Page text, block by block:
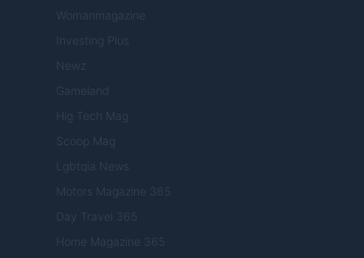
Womanmagazine
Investing Plus
Newz
Gameland
Hig Tech Mag
Scoop Mag
Lgbtqia News
Motors Magazine 365
Day Travel 365
Home Magazine 365